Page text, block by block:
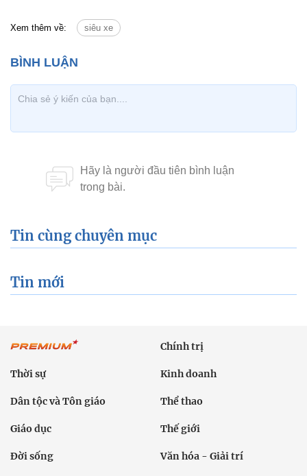
Xem thêm về: siêu xe
Tin cùng chuyên mục
Tin mới
Chính trị
Thời sự Kinh doanh
Dân tộc và Tôn giáo Thể thao
Giáo dục Thế giới
Đời sống Văn hóa - Giải trí